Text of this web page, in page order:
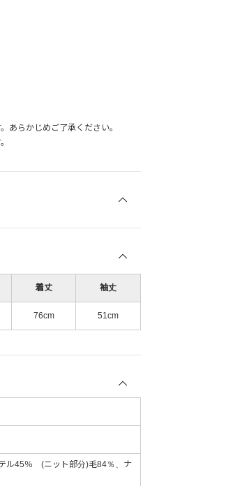
あらかじめご了承ください。
着丈 袖丈
76cm 51cm
ル45％ (ニット部分)毛84％、ナ